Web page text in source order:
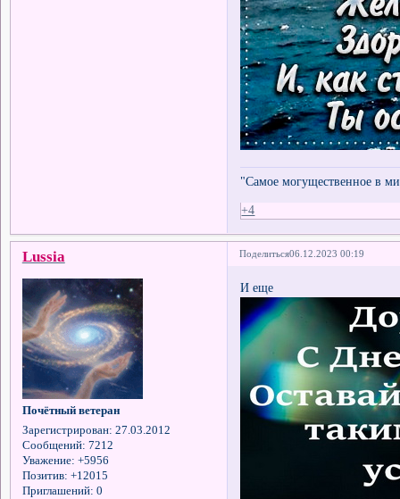
"Самое могущественное в
+4
Поделиться06.12.2023 00:19
Lussia
Почётный ветеран
Зарегистрирован: 27.03.2012
Сообщений: 7212
Уважение: +5956
Позитив: +12015
Приглашений: 0
И еще